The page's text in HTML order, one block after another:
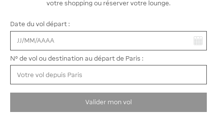
4. VOYAGEZ SEREIN
aux barrières et composez le même
code sur le clavier numérique situé sur la
votre shopping ou réserver votre lounge.
Date du vol départ :
N° de vol ou destination au départ de Paris :
Valider mon vol